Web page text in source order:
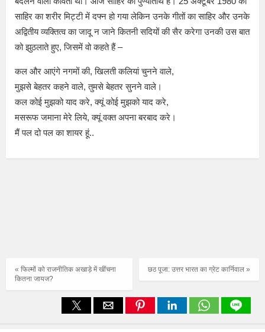
साहिर का शरीर मिट्टी में दफ्न हो गया लेकिन उनके गीतों का साहिर और उनके
अद्वितीय व्यक्तित्व का जादू न जाने कितनी सदियों की सैर करेगा उनकी उस बात
को झुठलाते हुए, जिसमें वो कहते हैं –
कल और आएंगे नगमों की, खिलती कलियां चुनने वाले,
मुझसे बेहतर कहने वाले, तुमसे बेहतर सुनने वाले।
कल कोई मुझको याद करे, क्यूं कोई मुझको याद करे,
मसरूफ जमाना मेरे लिये, क्यूं वक्त अपना बरबाद करे।
मैं पल दो पल का शायर हूं..
छठ पूजा: उत्तर भारत का ग्रेट कार्निवाल »
« फिल्मों को राजनीतिक अखाड़े में खींचना
कितना जायज?